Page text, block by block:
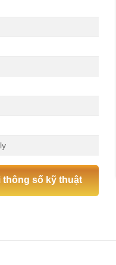
thông số kỹ thuật